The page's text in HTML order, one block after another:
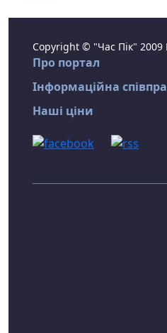
Copyright © "Час Пік" 2009
Про портал
Інформаційна
Наші ціни